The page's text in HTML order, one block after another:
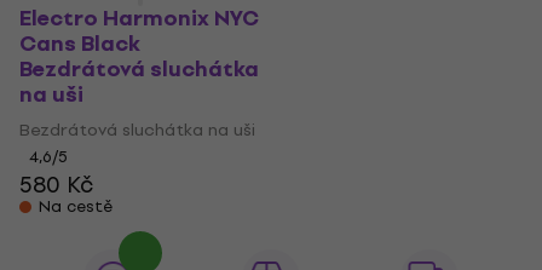
Electro Harmonix NYC
Cans Black
Bezdrátová sluchátka
na uši
Bezdrátová sluchátka na uši
4,6/5
580 Kč
Na cestě